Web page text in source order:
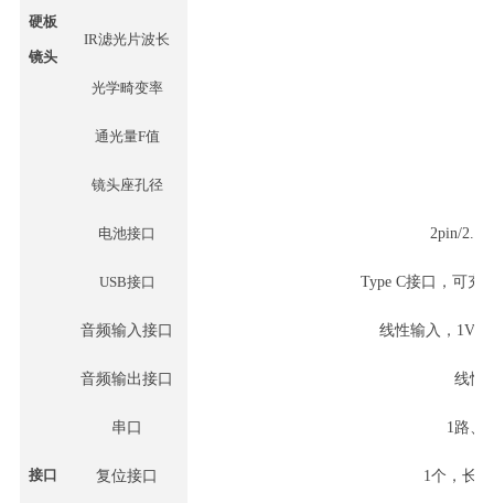
硬板
镜头
IR滤光片波长
光学畸变率
通光量F值
镜头座孔径
接口
电池接口 2pin/2.0
USB接口 Type C接口，可充
音频输入接口 线性输入，
音频输出接口 线性
串口 1路、
复位接口 1个，长